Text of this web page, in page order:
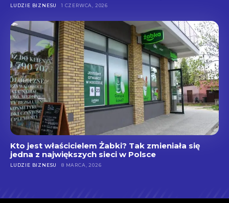
LUDZIE BIZNESU 1 CZERWCA, 2026
Kto jest właścicielem Żabki? Tak zmieniała się
jedna z największych sieci w Polsce
LUDZIE BIZNESU 8 MARCA, 2026